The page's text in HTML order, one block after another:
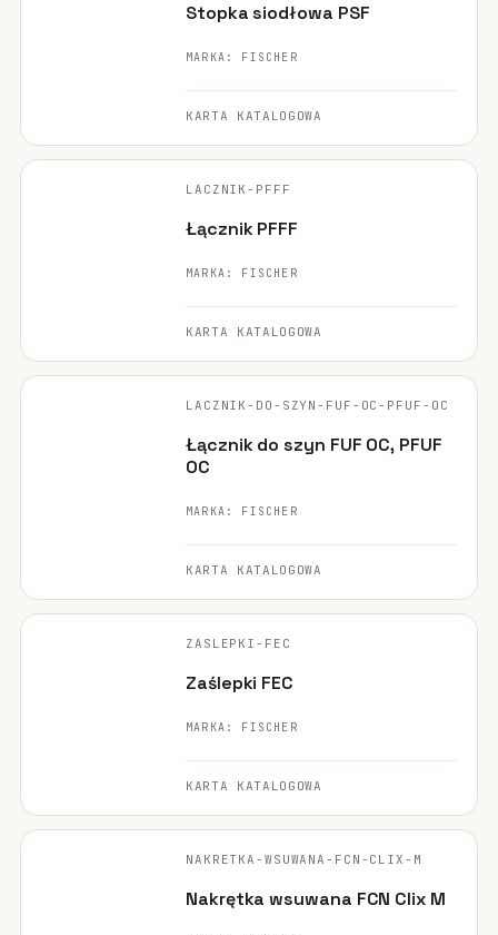
Stopka siodłowa PSF
MARKA: FISCHER
KARTA KATALOGOWA
FISCHER ·
ORYGINALNE ZDJĘCIE
LACZNIK-PFFF
Łącznik PFFF
MARKA: FISCHER
KARTA KATALOGOWA
FISCHER ·
ORYGINALNE ZDJĘCIE
LACZNIK-DO-SZYN-FUF-OC-PFUF-OC
Łącznik do szyn FUF OC, PFUF
OC
MARKA: FISCHER
KARTA KATALOGOWA
FISCHER ·
ORYGINALNE ZDJĘCIE
ZASLEPKI-FEC
Zaślepki FEC
MARKA: FISCHER
KARTA KATALOGOWA
FISCHER ·
ORYGINALNE ZDJĘCIE
NAKRETKA-WSUWANA-FCN-CLIX-M
Nakrętka wsuwana FCN Clix M